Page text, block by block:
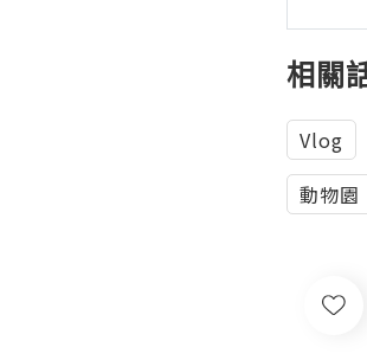
相關
Vlog
動物園